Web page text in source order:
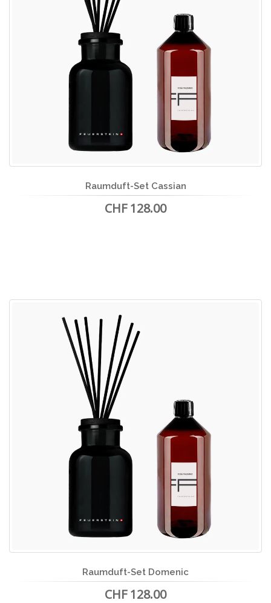
Raumduft-Set Cassian
CHF 128.00
Raumduft-Set Domenic
CHF 128.00